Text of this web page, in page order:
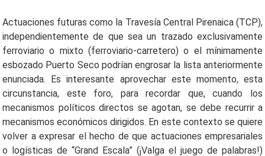
Actuaciones futuras como la Travesía Central Pirenaica (TCP),
independientemente de que sea un trazado exclusivamente
ferroviario o mixto (ferroviario-carretero) o el mínimamente
esbozado Puerto Seco podrían engrosar la lista anteriormente
enunciada. Es interesante aprovechar este momento, esta
circunstancia, este foro, para recordar que, cuando los
mecanismos políticos directos se agotan, se debe recurrir a
mecanismos económicos dirigidos. En este contexto se quiere
volver a expresar el hecho de que actuaciones empresariales
o logísticas de “Grand Escala” (¡Valga el juego de palabras!)